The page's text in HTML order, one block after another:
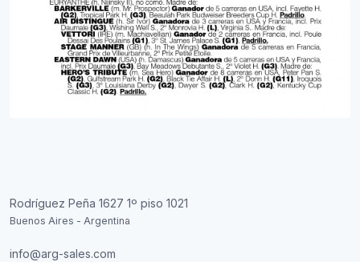
Rodríguez Peña 1627 1º piso 1021
Buenos Aires - Argentina
info@arg-sales.com